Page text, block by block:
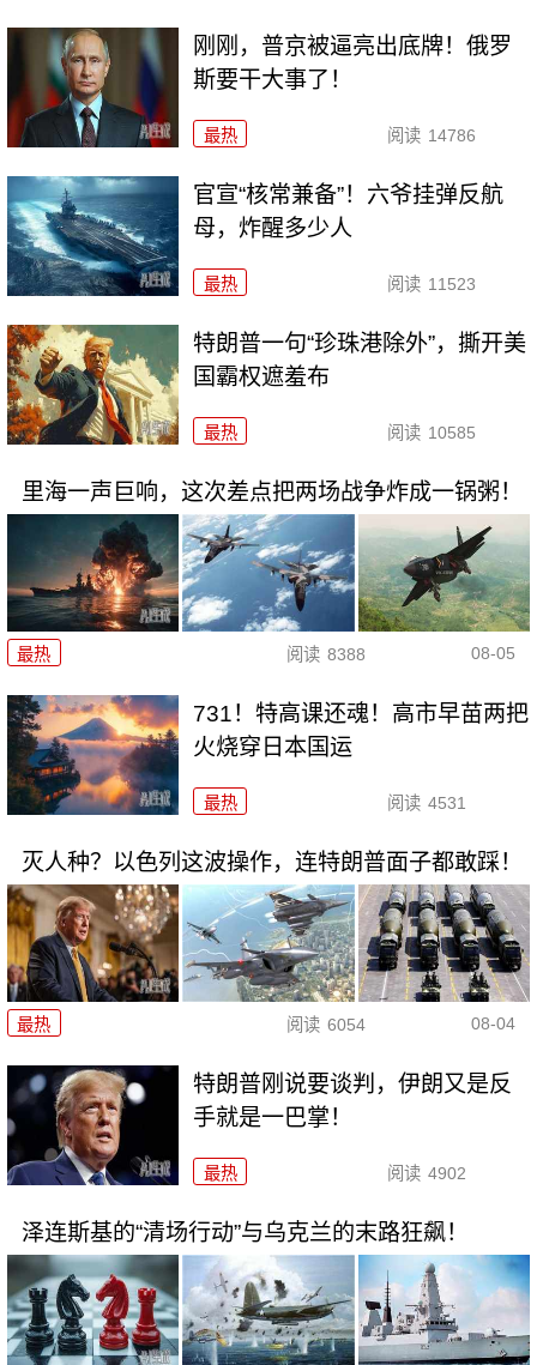
刚刚，普京被逼亮出底牌！俄罗
斯要干大事了！
最热 阅读 14786
官宣“核常兼备”！六爷挂弹反航
母，炸醒多少人
最热 阅读 11523
特朗普一句“珍珠港除外”，撕开美
国霸权遮羞布
最热 阅读 10585
里海一声巨响，这次差点把两场战争炸成一锅粥！
最热 阅读 8388 08-05
731！特高课还魂！高市早苗两把
火烧穿日本国运
最热 阅读 4531
灭人种？以色列这波操作，连特朗普面子都敢踩！
最热 阅读 6054 08-04
特朗普刚说要谈判，伊朗又是反
手就是一巴掌！
最热 阅读 4902
泽连斯基的“清场行动”与乌克兰的末路狂飙！